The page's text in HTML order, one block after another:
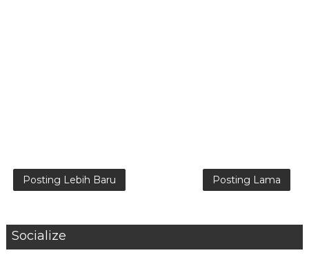
Posting Lebih Baru Posting Lama
Socialize